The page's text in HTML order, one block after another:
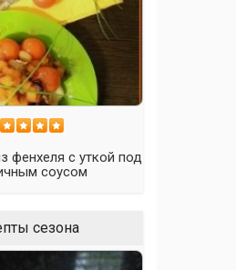
фенхеля с уткой под
соусом
сезона